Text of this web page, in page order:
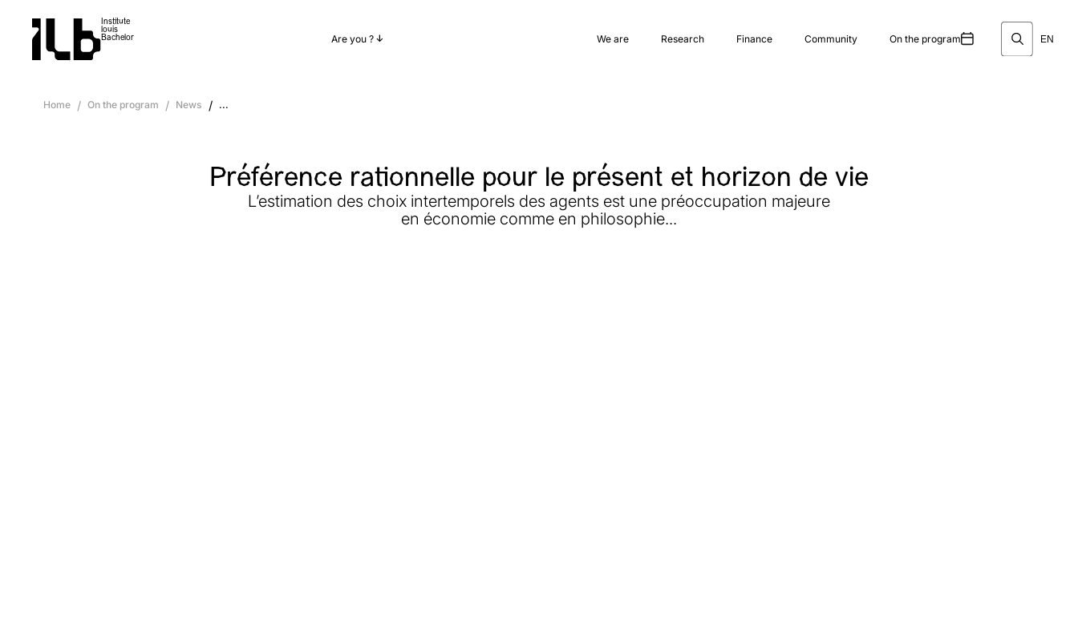
Institute
louis
Bachelor
Are you ? We are Research Finance Community On the program EN
Home / On the program / News / ...
Préférence rationnelle pour le présent et horizon de vie
L’estimation des choix intertemporels des agents est une préoccupation majeure
en économie comme en philosophie...